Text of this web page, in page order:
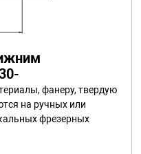
фанеру, твердую
на ручных или
фрезерных
материала